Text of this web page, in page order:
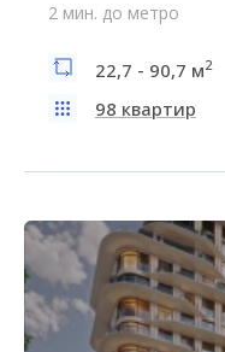
2 мин. до метро
22,7 - 90,7 м2
98 квартир